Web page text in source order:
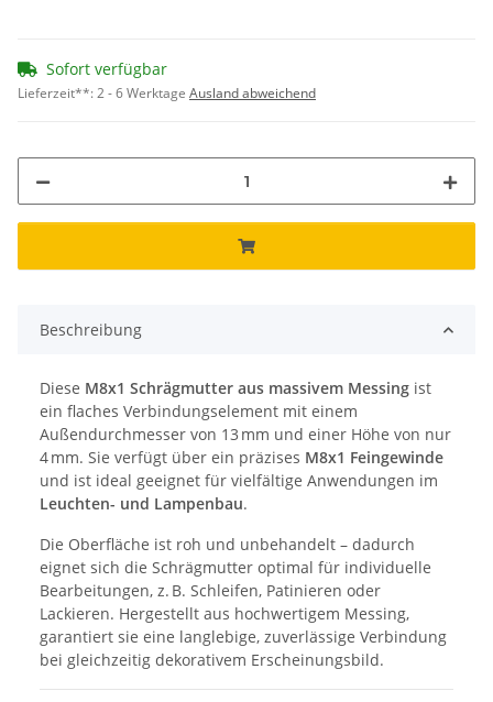
Sofort verfügbar
Lieferzeit**:2 - 6 Werktage Ausland abweichend
Beschreibung
Diese M8x1 Schrägmutter aus massivem Messing ist
ein flaches Verbindungselement mit einem
Außendurchmesser von 13 mm und einer Höhe von nur
4 mm. Sie verfügt über ein präzises M8x1 Feingewinde
und ist ideal geeignet für vielfältige Anwendungen im
Leuchten- und Lampenbau.
Die Oberfläche ist roh und unbehandelt – dadurch
eignet sich die Schrägmutter optimal für individuelle
Bearbeitungen, z. B. Schleifen, Patinieren oder
Lackieren. Hergestellt aus hochwertigem Messing,
garantiert sie eine langlebige, zuverlässige Verbindung
bei gleichzeitig dekorativem Erscheinungsbild.